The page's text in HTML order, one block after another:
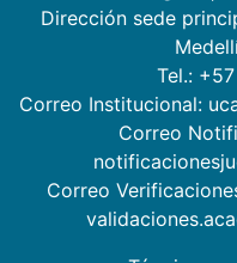
Dirección sede
Tel.:
Correo Institucional:
Correo
Correo